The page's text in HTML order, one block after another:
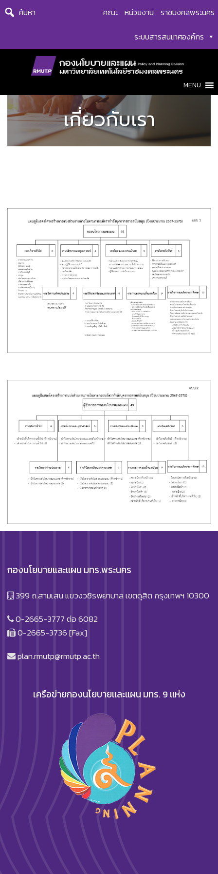
Skip
ค้นหา คณะ หน่วยงาน ราชมงคลพระนคร
ระบบสารสนเทศองค์กร
MENU
เกี่ยวกับเรา
กองนโยบายและแผน มทร.พระนคร
399 ถ.สามเสน แขวงวชิรพยาบาล เขตดุสิต กรุงเทพฯ 10300
0-2665-3777 ต่อ 6082
0-2665-3736 [Fax]
plan.rmutp@rmutp.ac.th
เครือข่ายกองนโยบายและแผน มทร. 9 แห่ง